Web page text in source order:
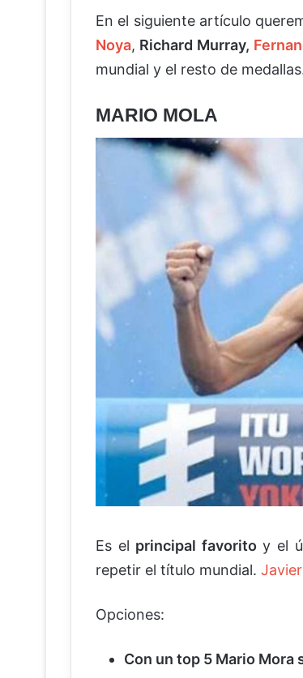
En el siguiente artículo
Noya, Richard Murray,
mundial y el resto de
MARIO MOLA
Es el principal favoritoy el
repetir el título mundial.
Opciones:
Con un top 5 Mario Mora